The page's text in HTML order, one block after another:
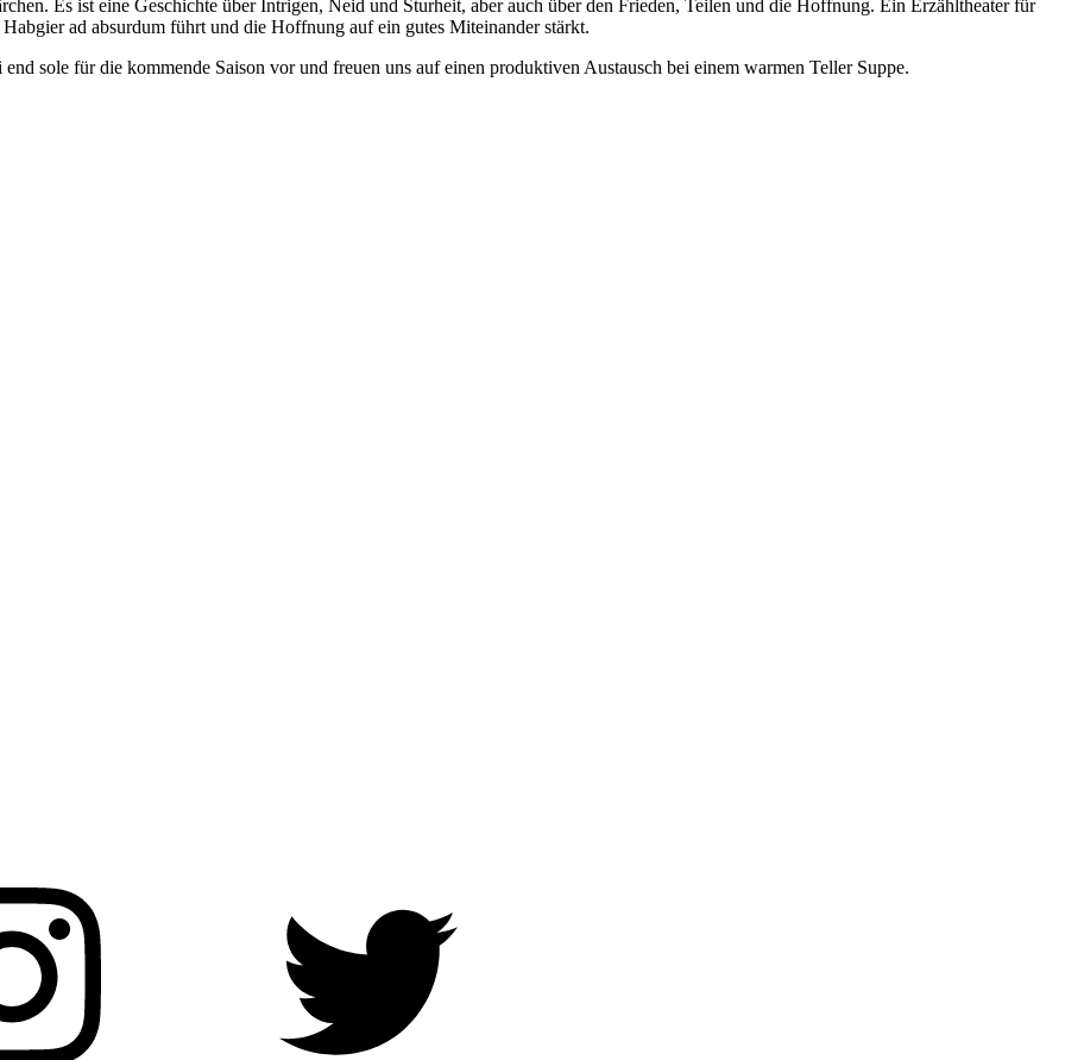
Es ist eine Geschichte über Intrigen, Neid und Sturheit, aber auch über den Frieden, Teilen und die Hoffnung. Ein Erzähltheater für
ad absurdum führt und die Hoffnung auf ein gutes Miteinander stärkt.
sole für die kommende Saison vor und freuen uns auf einen produktiven Austausch bei einem warmen Teller Suppe.